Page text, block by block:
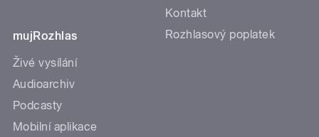
mujRozhlas
Živé vysílání
Audioarchiv
Podcasty
Mobilní aplikace
Kontakt
Rozhlasový poplatek